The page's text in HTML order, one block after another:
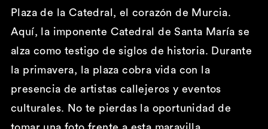
Plaza de la Catedral, el corazón de Murcia.
Aquí, la imponente Catedral de Santa María se
alza como testigo de siglos de historia. Durante
la primavera, la plaza cobra vida con la
presencia de artistas callejeros y eventos
culturales. No te pierdas la oportunidad de